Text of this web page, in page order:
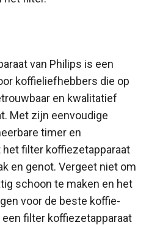
van Philips is een
koffieliefhebbers die op
en kwalitatief
Met zijn eenvoudige
timer en
filter koffiezetapparaat
en genot. Vergeet niet om
schoon te maken en het
voor de beste koffie-
filter koffiezetapparaat